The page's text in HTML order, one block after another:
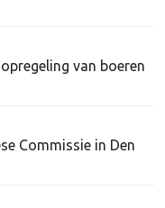
van boeren
Commissie in Den